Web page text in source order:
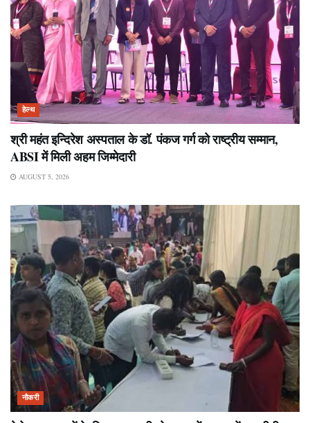
हेल्थ
श्री महंत इन्दिरेश अस्पताल के डॉ. पंकज गर्ग को राष्ट्रीय सम्मान,
ABSI में मिली अहम जिम्मेदारी
AUGUST 5, 2026
नौकरी